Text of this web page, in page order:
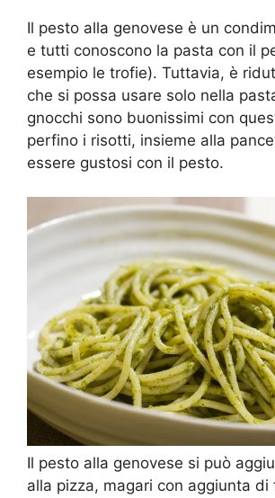
Il pesto alla genovese è un
e tutti conoscono la pasta con il
esempio le trofie). Tuttavia, è
che si possa usare solo nella
gnocchi sono buonissimi con
perfino i risotti, insieme alla
essere gustosi con il pesto.
Il pesto alla genovese si può
alla pizza, magari con aggiunta di